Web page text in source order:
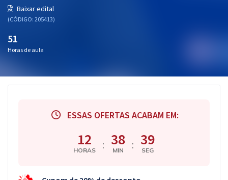
Baixar edital
(CÓDIGO: 205413)
51
Horas de aula
ESSAS OFERTAS ACABAM EM:
12
HORAS : 38
MIN : 38
SEG